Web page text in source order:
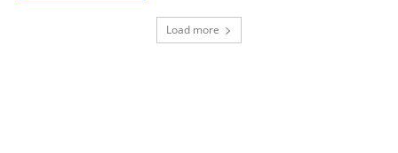
Load more